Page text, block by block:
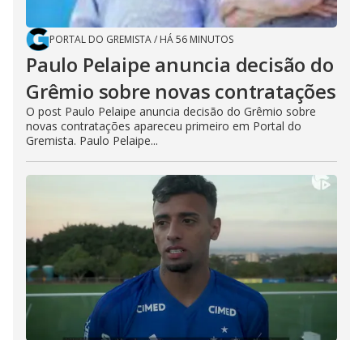
PORTAL DO GREMISTA/ HÁ 56 MINUTOS
Paulo Pelaipe anuncia decisão do
Grêmio sobre novas contratações
O post Paulo Pelaipe anuncia decisão do Grêmio sobre
novas contratações apareceu primeiro em Portal do
Gremista. Paulo Pelaipe...